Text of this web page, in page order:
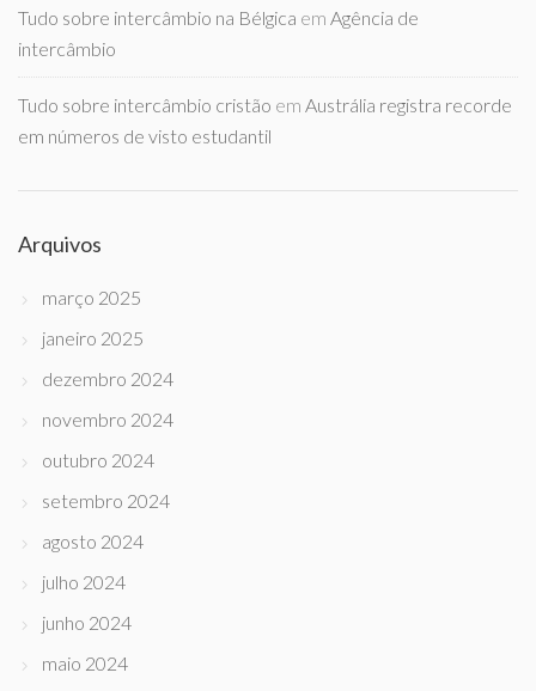
Tudo sobre intercâmbio na Bélgica em Agência de
intercâmbio
Tudo sobre intercâmbio cristão em Austrália registra recorde
em números de visto estudantil
Arquivos
março 2025
janeiro 2025
dezembro 2024
novembro 2024
outubro 2024
setembro 2024
agosto 2024
julho 2024
junho 2024
maio 2024